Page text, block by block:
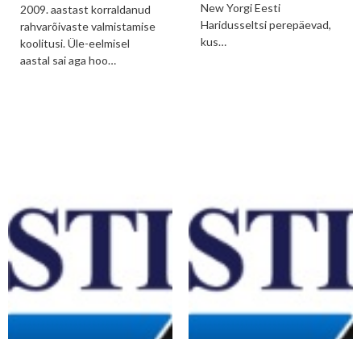
2009. aastast korraldanud
rahvarõivaste valmistamise
koolitusi. Üle-eelmisel
aastal sai aga hoo…
New Yorgi Eesti
Haridusseltsi perepäevad,
kus…